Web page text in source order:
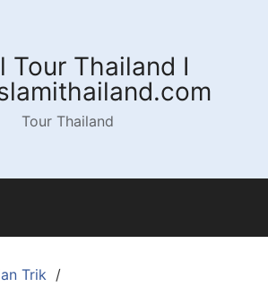
Tour Thailand I
Tour Thailand
Trik